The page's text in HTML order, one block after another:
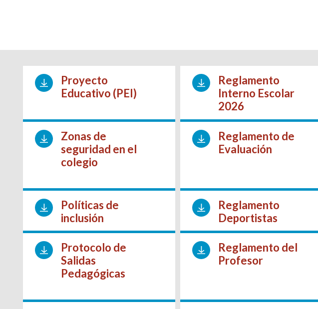
Proyecto
Educativo (PEI)
Reglamento
Interno Escolar
2026
Zonas de
seguridad en el
colegio
Reglamento de
Evaluación
Políticas de
inclusión
Reglamento
Deportistas
Protocolo de
Salidas
Pedagógicas
Reglamento del
Profesor